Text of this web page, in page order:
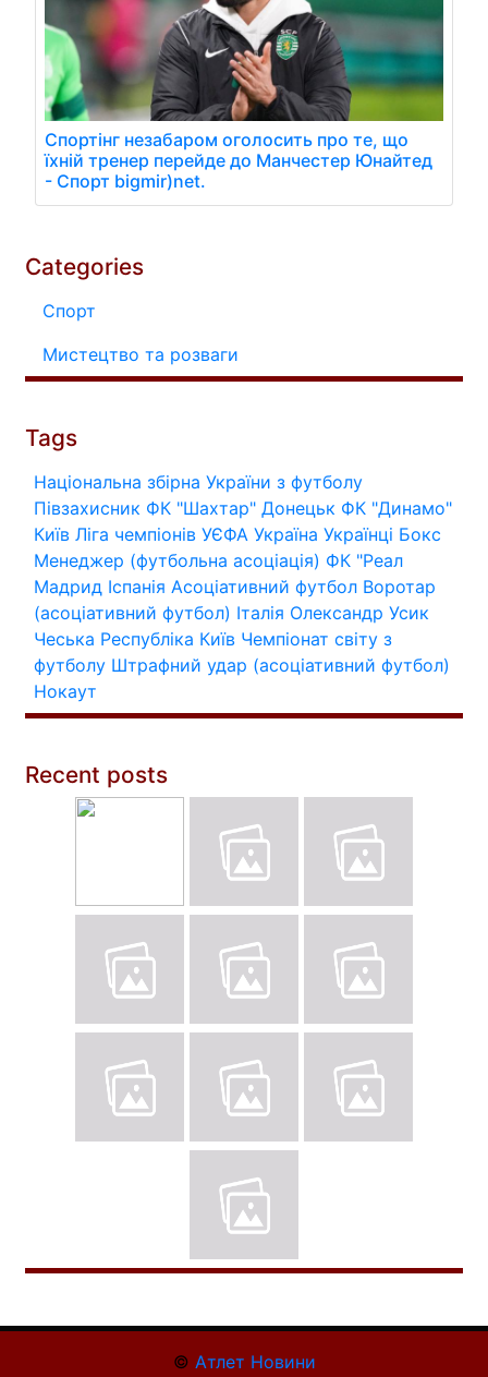
Спортінг незабаром оголосить про те, що
їхній тренер перейде до Манчестер Юнайтед
- Спорт bigmir)net.
Categories
Спорт
Мистецтво та розваги
Tags
Національна збірна України з футболу
Півзахисник ФК "Шахтар" Донецьк ФК "Динамо"
Київ Ліга чемпіонів УЄФА Україна Українці Бокс
Менеджер (футбольна асоціація) ФК "Реал
Мадрид Іспанія Асоціативний футбол Воротар
(асоціативний футбол) Італія Олександр Усик
Чеська Республіка Київ Чемпіонат світу з
футболу Штрафний удар (асоціативний футбол)
Нокаут
Recent posts
© Атлет Новини